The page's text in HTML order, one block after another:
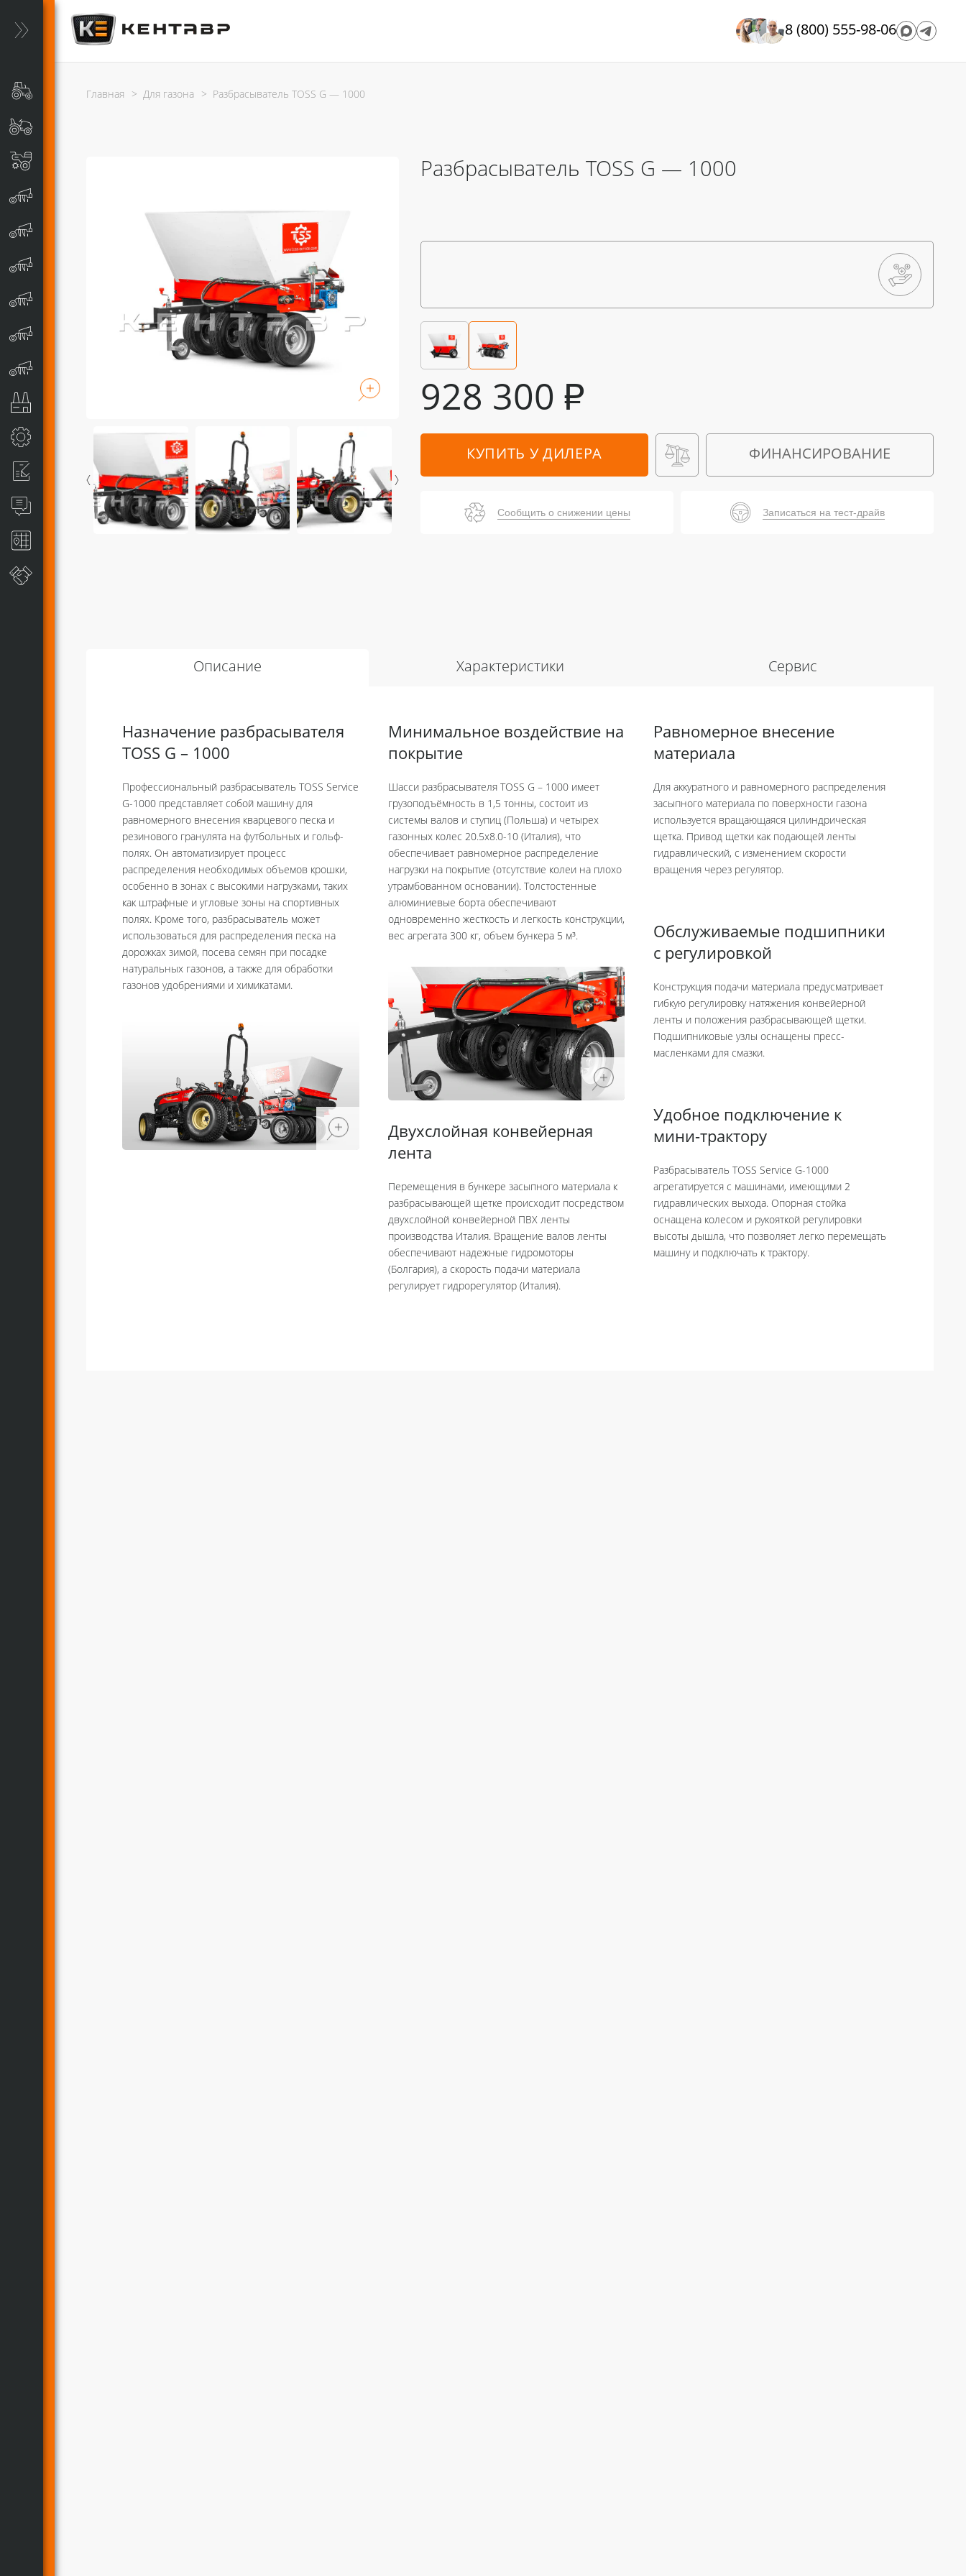
8 (800) 555-98-06
Главная > Для газона > Разбрасыватель TOSS G — 1000
Разбрасыватель TOSS G — 1000
928 300 ₽
КУПИТЬ У ДИЛЕРА ФИНАНСИРОВАНИЕ
Сообщить о снижении цены Записаться на тест-драйв
Описание Характеристики Сервис
Назначение разбрасывателя
TOSS G – 1000
Профессиональный разбрасыватель TOSS Service
G-1000 представляет собой машину для
равномерного внесения кварцевого песка и
резинового гранулята на футбольных и гольф-
полях. Он автоматизирует процесс
распределения необходимых объемов крошки,
особенно в зонах с высокими нагрузками, таких
как штрафные и угловые зоны на спортивных
полях. Кроме того, разбрасыватель может
использоваться для распределения песка на
дорожках зимой, посева семян при посадке
натуральных газонов, а также для обработки
газонов удобрениями и химикатами.
Минимальное воздействие на
покрытие
Шасси разбрасывателя TOSS G – 1000 имеет
грузоподъёмность в 1,5 тонны, состоит из
системы валов и ступиц (Польша) и четырех
газонных колес 20.5х8.0-10 (Италия), что
обеспечивает равномерное распределение
нагрузки на покрытие (отсутствие колеи на плохо
утрамбованном основании). Толстостенные
алюминиевые борта обеспечивают
одновременно жесткость и легкость конструкции,
вес агрегата 300 кг, объем бункера 5 м³.
Двухслойная конвейерная
лента
Перемещения в бункере засыпного материала к
разбрасывающей щетке происходит посредством
двухслойной конвейерной ПВХ ленты
производства Италия. Вращение валов ленты
обеспечивают надежные гидромоторы
(Болгария), а скорость подачи материала
регулирует гидрорегулятор (Италия).
Равномерное внесение
материала
Для аккуратного и равномерного распределения
засыпного материала по поверхности газона
используется вращающаяся цилиндрическая
щетка. Привод щетки как подающей ленты
гидравлический, с изменением скорости
вращения через регулятор.
Обслуживаемые подшипники
с регулировкой
Конструкция подачи материала предусматривает
гибкую регулировку натяжения конвейерной
ленты и положения разбрасывающей щетки.
Подшипниковые узлы оснащены пресс-
масленками для смазки.
Удобное подключение к
мини-трактору
Разбрасыватель TOSS Service G-1000
агрегатируется с машинами, имеющими 2
гидравлических выхода. Опорная стойка
оснащена колесом и рукояткой регулировки
высоты дышла, что позволяет легко перемещать
машину и подключать к трактору.